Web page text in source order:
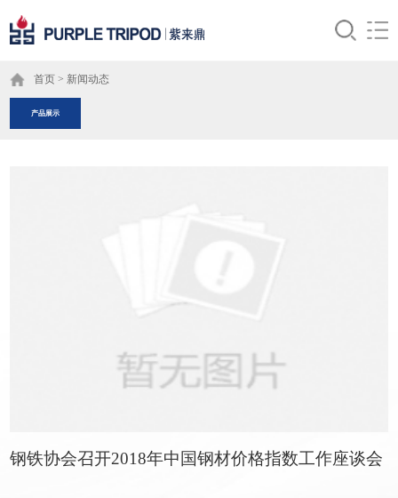
首页 > 新闻动态
产品展示
钢铁协会召开2018年中国钢材价格指数工作座谈会